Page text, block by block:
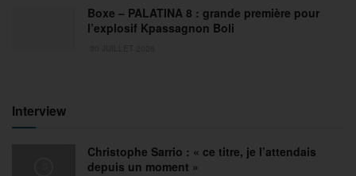
Boxe – PALATINA 8 : grande première pour
l’explosif Kpassagnon Boli
Interview
Christophe Sarrio : « ce titre, je l’attendais
depuis un moment »